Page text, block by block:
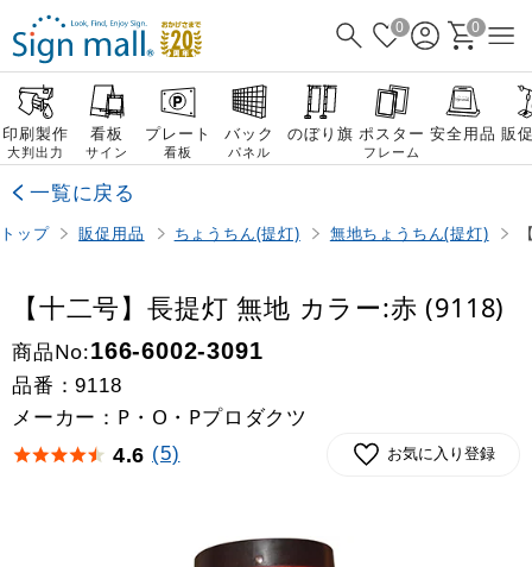
0 0
印刷製作
大判出力
看板
サイン
プレート
看板
バック
パネル
のぼり旗 ポスター
フレーム
安全用品 販
一覧に戻る
トップ 販促用品 ちょうちん(提灯) 無地ちょうちん(提灯)
【十二号】長提灯 無地 カラー:赤 (9118)
商品No:166-6002-3091
品番：9118
メーカー：P・O・Pプロダクツ
4.6 (5) お気に入り登録